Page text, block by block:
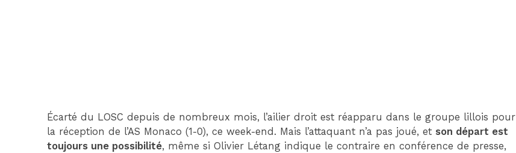
Écarté du LOSC depuis de nombreux mois, l’ailier droit est réapparu dans le groupe lillois pour
la réception de l’AS Monaco (1-0), ce week-end. Mais l’attaquant n’a pas joué, et son départ est
toujours une possibilité, même si Olivier Létang indique le contraire en conférence de presse,